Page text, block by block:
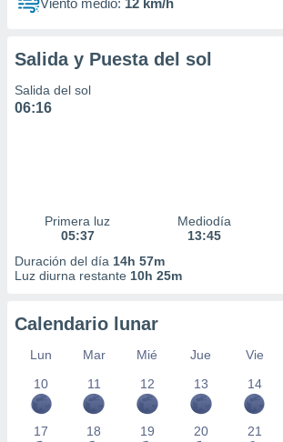
Viento medio: 12 km/h
Salida y Puesta del sol
Salida del sol
06:16
Primera luz
05:37
Mediodía
13:45
Duración del día 14h 57m
Luz diurna restante 10h 25m
Calendario lunar
Lun Mar Mié Jue Vie
10
11 12 13 14
17 18 19 20 21